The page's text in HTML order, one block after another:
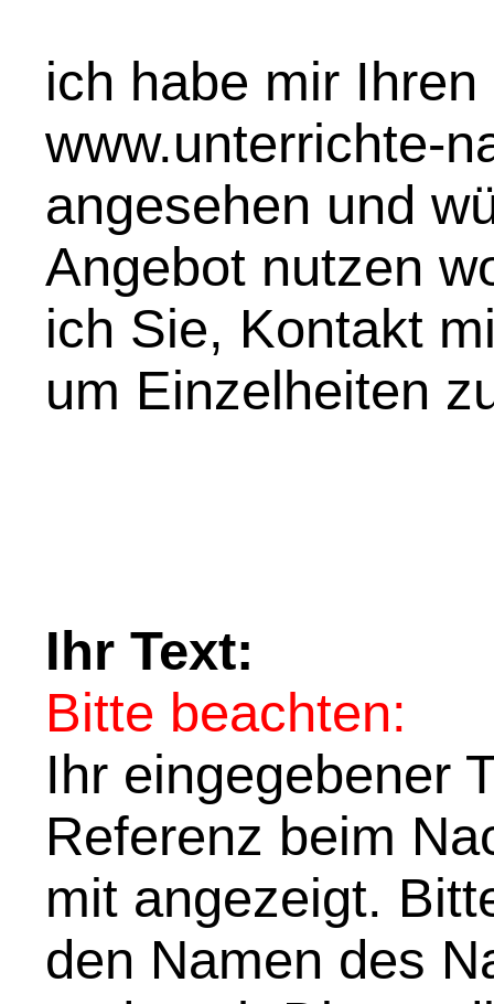
ich habe mir
www.unterrichte-
angesehen und
Angebot nutzen
ich Sie, Kontakt
um Einzelheiten
Ihr Text:
Bitte beachten:
Ihr eingegebener
Referenz beim
mit angezeigt.
den Namen des